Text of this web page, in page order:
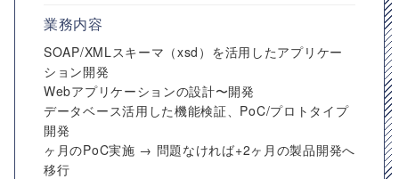
業務内容
SOAP/XMLスキーマ（xsd）を活用したアプリケー
ション開発
Webアプリケーションの設計〜開発
データベース活用した機能検証、PoC/プロトタイプ
開発
ヶ月のPoC実施 → 問題なければ+2ヶ月の製品開発へ
移行